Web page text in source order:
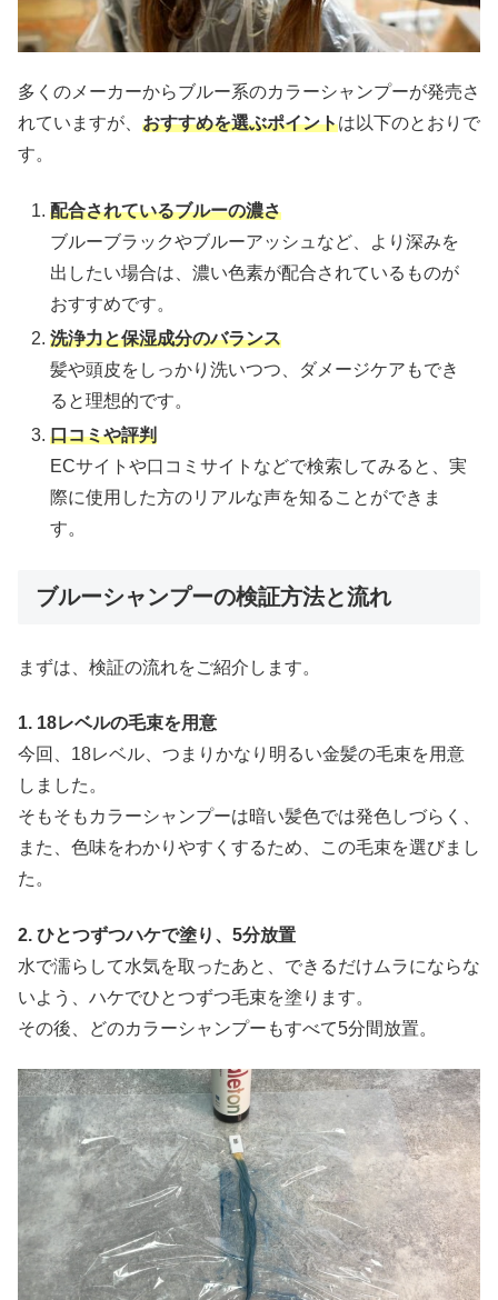
多くのメーカーからブルー系のカラーシャンプーが発売さ
れていますが、 おすすめを選ぶポイントは以下のとおりで
す。
配合されているブルーの濃さ
ブルーブラックやブルーアッシュなど、より深みを
出したい場合は、濃い色素が配合されているものが
おすすめです。
洗浄力と保湿成分のバランス
髪や頭皮をしっかり洗いつつ、ダメージケアもでき
ると理想的です。
口コミや評判
ECサイトや口コミサイトなどで検索してみると、実
際に使用した方のリアルな声を知ることができま
す。
ブルーシャンプーの検証方法と流れ
まずは、検証の流れをご紹介します。
1. 18レベルの毛束を用意
今回、18レベル、つまりかなり明るい金髪の毛束を用意
しました。
そもそもカラーシャンプーは暗い髪色では発色しづらく、
また、色味をわかりやすくするため、この毛束を選びまし
た。
2. ひとつずつハケで塗り、5分放置
水で濡らして水気を取ったあと、できるだけムラにならな
いよう、ハケでひとつずつ毛束を塗ります。
その後、どのカラーシャンプーもすべて5分間放置。